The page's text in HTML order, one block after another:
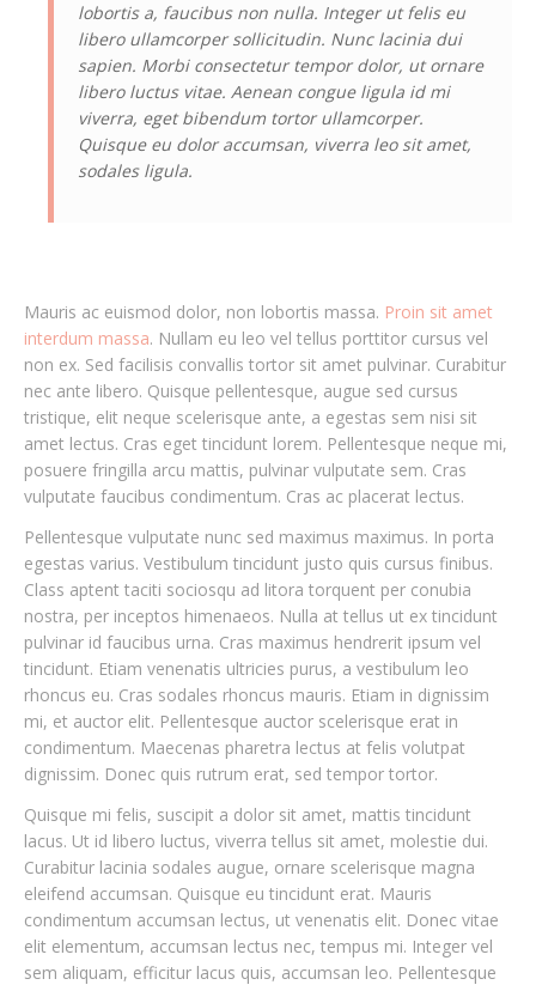
lobortis a, faucibus non nulla. Integer ut felis eu
libero ullamcorper sollicitudin. Nunc lacinia dui
sapien. Morbi consectetur tempor dolor, ut ornare
libero luctus vitae. Aenean congue ligula id mi
viverra, eget bibendum tortor ullamcorper.
Quisque eu dolor accumsan, viverra leo sit amet,
sodales ligula.
Mauris ac euismod dolor, non lobortis massa. Proin sit amet
interdum massa. Nullam eu leo vel tellus porttitor cursus vel
non ex. Sed facilisis convallis tortor sit amet pulvinar. Curabitur
nec ante libero. Quisque pellentesque, augue sed cursus
tristique, elit neque scelerisque ante, a egestas sem nisi sit
amet lectus. Cras eget tincidunt lorem. Pellentesque neque mi,
posuere fringilla arcu mattis, pulvinar vulputate sem. Cras
vulputate faucibus condimentum. Cras ac placerat lectus.
Pellentesque vulputate nunc sed maximus maximus. In porta
egestas varius. Vestibulum tincidunt justo quis cursus finibus.
Class aptent taciti sociosqu ad litora torquent per conubia
nostra, per inceptos himenaeos. Nulla at tellus ut ex tincidunt
pulvinar id faucibus urna. Cras maximus hendrerit ipsum vel
tincidunt. Etiam venenatis ultricies purus, a vestibulum leo
rhoncus eu. Cras sodales rhoncus mauris. Etiam in dignissim
mi, et auctor elit. Pellentesque auctor scelerisque erat in
condimentum. Maecenas pharetra lectus at felis volutpat
dignissim. Donec quis rutrum erat, sed tempor tortor.
Quisque mi felis, suscipit a dolor sit amet, mattis tincidunt
lacus. Ut id libero luctus, viverra tellus sit amet, molestie dui.
Curabitur lacinia sodales augue, ornare scelerisque magna
eleifend accumsan. Quisque eu tincidunt erat. Mauris
condimentum accumsan lectus, ut venenatis elit. Donec vitae
elit elementum, accumsan lectus nec, tempus mi. Integer vel
sem aliquam, efficitur lacus quis, accumsan leo. Pellentesque